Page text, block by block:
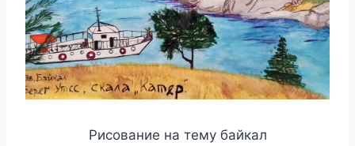
Рисование на тему байкал